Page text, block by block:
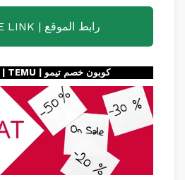
WEBSITE LINK | رابط الموقع
كود خصم تيمو | TEMU | كوبون خصم تيمو